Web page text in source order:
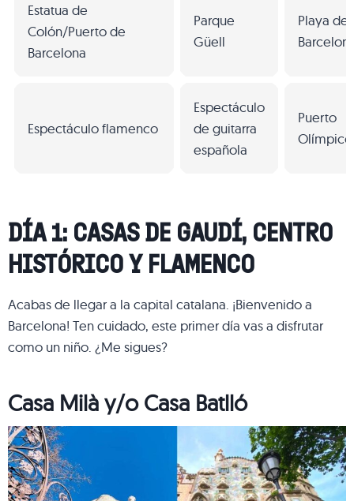
Estatua de
Colón/Puerto de
Barcelona
Parque
Güell
Playa de
Espectáculo flamenco
Espectáculo
de guitarra
española
Puerto
Olímpico
DÍA 1: CASAS DE GAUDÍ, CENTRO
HISTÓRICO Y FLAMENCO
Acabas de llegar a la capital catalana. ¡Bienvenido a
Barcelona! Ten cuidado, este primer día vas a disfrutar
como un niño. ¿Me sigues?
Casa Milà y/o Casa Batlló